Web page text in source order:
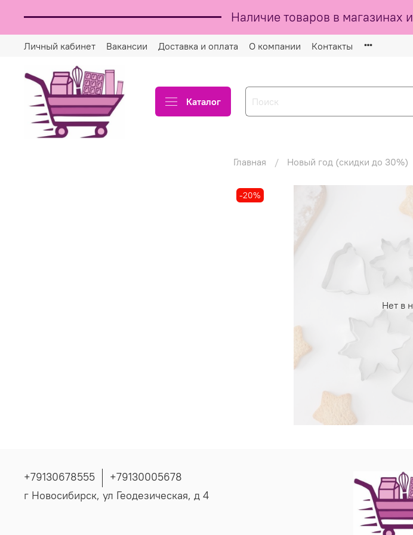
Наличие товаров в магазинах
Личный кабинет Вакансии Доставка и оплата О компании Контакты
Каталог
Главная Новый год (скидки до 30%)
Нет в
-20%
+79130678555
+79130005678
г Новосибирск, ул Геодезическая, д 4